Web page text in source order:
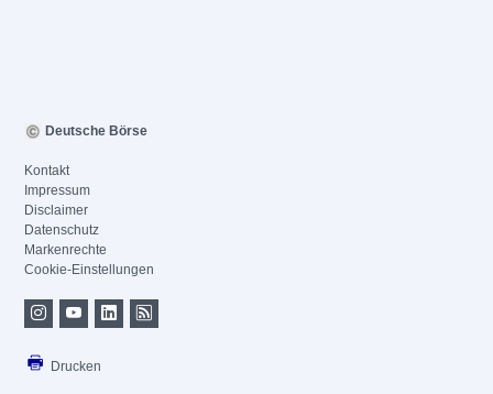
Deutsche Börse
Kontakt
Impressum
Disclaimer
Datenschutz
Markenrechte
Cookie-Einstellungen
Drucken